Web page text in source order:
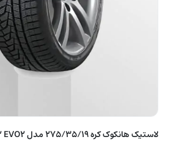
لاستیک هانکوک کره 275/35/19 مدل VENTUS V12 EVO2